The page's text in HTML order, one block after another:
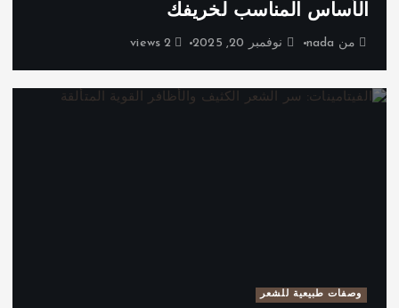
الأساس المناسب لخريفك
من nada نوفمبر 20, 2025
وصفات طبيعية للشعر